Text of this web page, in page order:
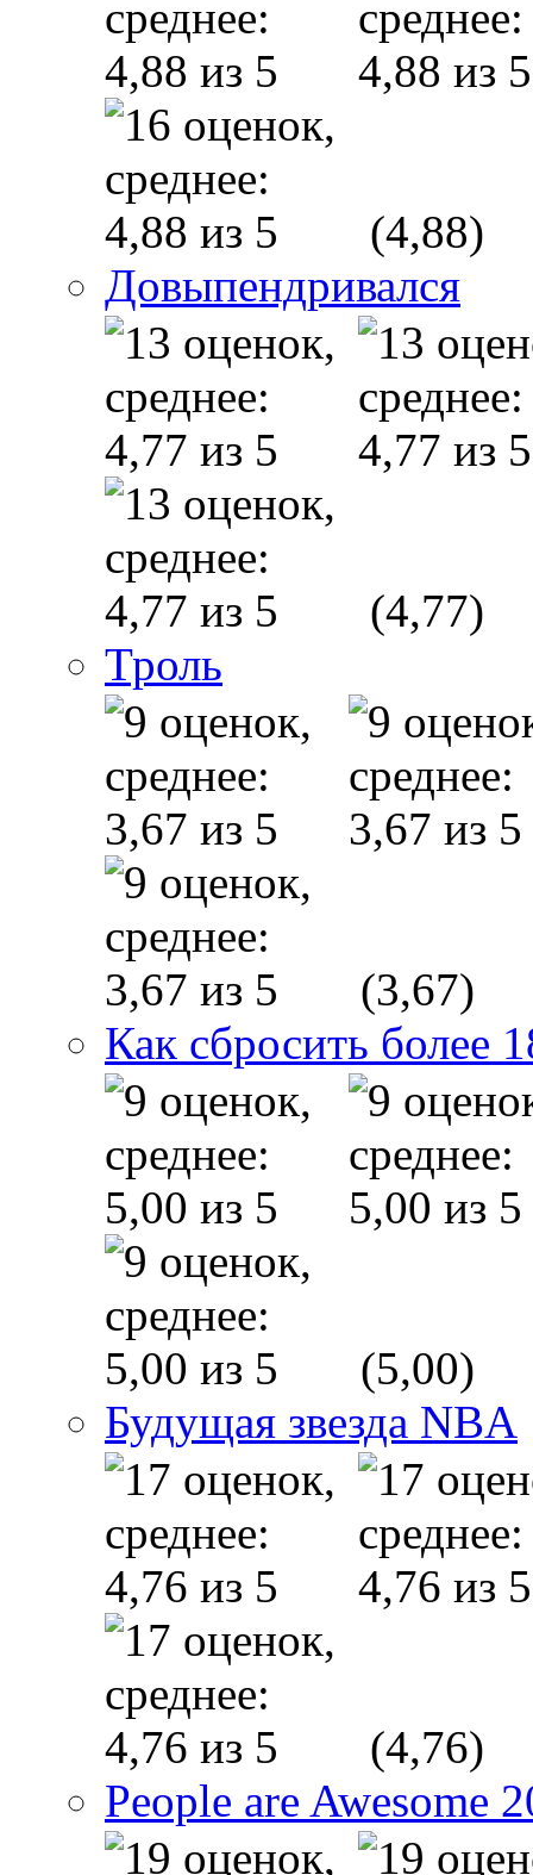
(4,88)
Довыпендривался
(4,77)
Троль
(3,67)
Как сбросить более
(5,00)
Будущая звезда NBA
(4,76)
People are Awesome